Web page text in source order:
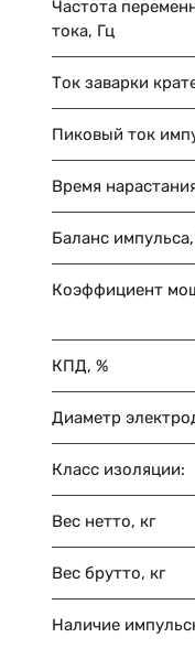
Частота
тока, Гц
Ток заварки
Пиковый ток
Время
Баланс импульса,
Коэффициент
КПД, %
Диаметр
Класс изоляции:
Вес нетто, кг
Вес брутто, кг
Наличие